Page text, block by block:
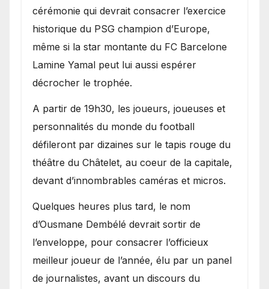
cérémonie qui devrait consacrer l’exercice
historique du PSG champion d’Europe,
même si la star montante du FC Barcelone
Lamine Yamal peut lui aussi espérer
décrocher le trophée.
A partir de 19h30, les joueurs, joueuses et
personnalités du monde du football
défileront par dizaines sur le tapis rouge du
théâtre du Châtelet, au coeur de la capitale,
devant d’innombrables caméras et micros.
Quelques heures plus tard, le nom
d’Ousmane Dembélé devrait sortir de
l’enveloppe, pour consacrer l’officieux
meilleur joueur de l’année, élu par un panel
de journalistes, avant un discours du